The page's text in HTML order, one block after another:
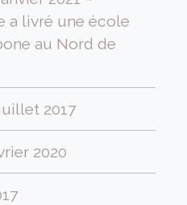
a livré une école
au Nord de
2017
2020